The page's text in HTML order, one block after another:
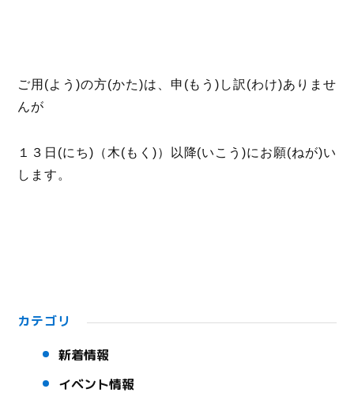
ご用(よう)の方(かた)は、申(もう)し訳(わけ)ありませ
んが
１３日(にち)（木(もく)）以降(いこう)にお願(ねが)い
します。
カテゴリ
新着情報
イベント情報